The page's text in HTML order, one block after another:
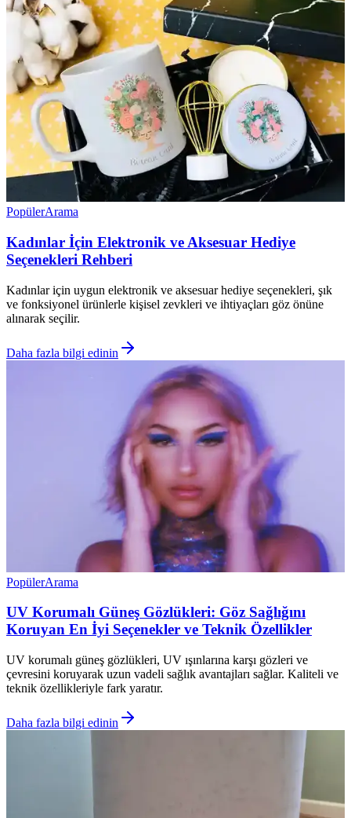
PopülerArama
Kadınlar İçin Elektronik ve Aksesuar Hediye
Seçenekleri Rehberi
Kadınlar için uygun elektronik ve aksesuar hediye seçenekleri, şık
ve fonksiyonel ürünlerle kişisel zevkleri ve ihtiyaçları göz önüne
alınarak seçilir.
Daha fazla bilgi edinin
PopülerArama
UV Korumalı Güneş Gözlükleri: Göz Sağlığını
Koruyan En İyi Seçenekler ve Teknik Özellikler
UV korumalı güneş gözlükleri, UV ışınlarına karşı gözleri ve
çevresini koruyarak uzun vadeli sağlık avantajları sağlar. Kaliteli ve
teknik özellikleriyle fark yaratır.
Daha fazla bilgi edinin